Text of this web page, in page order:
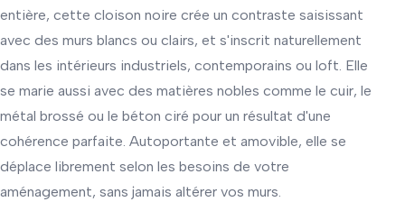
entière, cette cloison noire crée un contraste saisissant
avec des murs blancs ou clairs, et s'inscrit naturellement
dans les intérieurs industriels, contemporains ou loft. Elle
se marie aussi avec des matières nobles comme le cuir, le
métal brossé ou le béton ciré pour un résultat d'une
cohérence parfaite. Autoportante et amovible, elle se
déplace librement selon les besoins de votre
aménagement, sans jamais altérer vos murs.